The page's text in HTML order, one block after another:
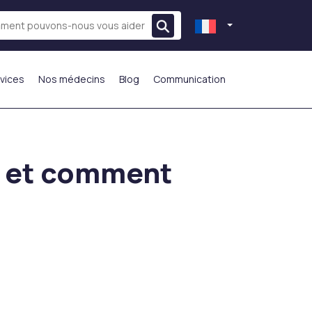
Nos médecins Blog Communication
et comment